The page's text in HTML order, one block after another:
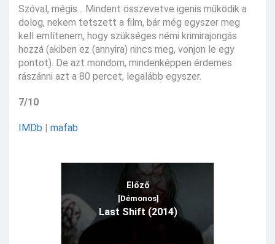
Szóval, mégis... Mindent összevetve igenis működik a
dolog, nekem tetszett a film, bár még egyszer meg
kell említenem, hogy szükséges némi krimirajongás
hozzá (akiben ez (annyira) nincs meg, vonjon le egy
pontot). De azt mondom, mindenképpen érdemes
rászánni azt a 80 percet, legalább egyszer.
7/10
IMDb | mafab
Előző
[Démonos]
Last Shift (2014)